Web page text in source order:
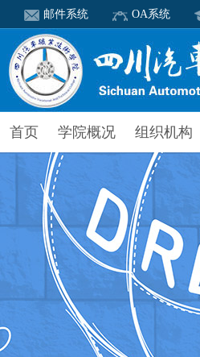
邮件系统 OA系统
首页 学院概况 组织机构